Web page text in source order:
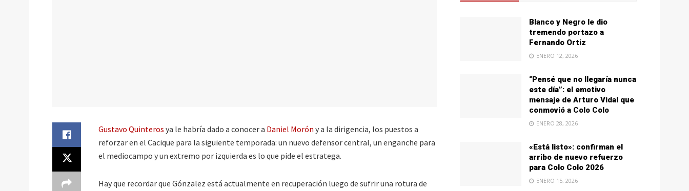
Gustavo Quinteros ya le habría dado a conocer a Daniel Morón y a la dirigencia, los puestos a
reforzar en el Cacique para la siguiente temporada: un nuevo defensor central, un enganche para
el mediocampo y un extremo por izquierda es lo que pide el estratega.
Hay que recordar que Gónzalez está actualmente en recuperación luego de sufrir una rotura de
Blanco y Negro le dio
tremendo portazo a
Fernando Ortiz
ENERO 12, 2026
“Pensé que no llegaría nunca
este día”: el emotivo
mensaje de Arturo Vidal que
conmovió a Colo Colo
ENERO 28, 2026
«Está listo»: confirman el
arribo de nuevo refuerzo
para Colo Colo 2026
ENERO 15, 2026